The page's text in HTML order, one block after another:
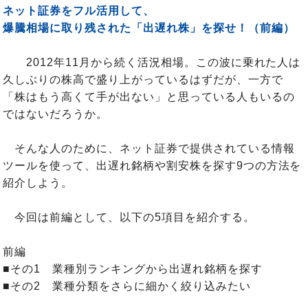
ネット証券をフル活用して、
爆騰相場に取り残された「出遅れ株」を探せ！（前編）
2012年11月から続く活況相場。この波に乗れた人は
久しぶりの株高で盛り上がっているはずだが、一方で
「株はもう高くて手が出ない」と思っている人もいるの
ではないだろうか。
そんな人のために、ネット証券で提供されている情報
ツールを使って、出遅れ銘柄や割安株を探す9つの方法を
紹介しよう。
今回は前編として、以下の5項目を紹介する。
前編
■その1 業種別ランキングから出遅れ銘柄を探す
■その2 業種分類をさらに細かく絞り込みたい